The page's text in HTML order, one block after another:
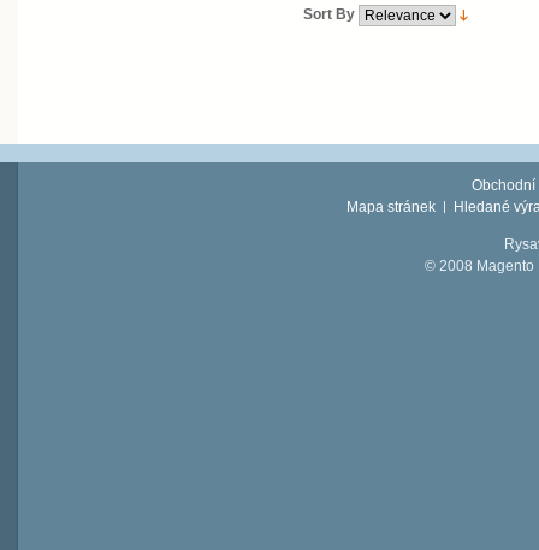
Sort By
Obchodní
Mapa stránek
Hledané
© 2008 Magento